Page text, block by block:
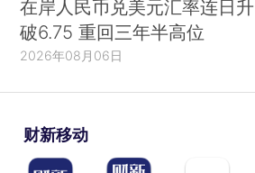
在岸人民币兑美元汇率连日升
破6.75 重回三年半高位
2026年08月06日
财新移动